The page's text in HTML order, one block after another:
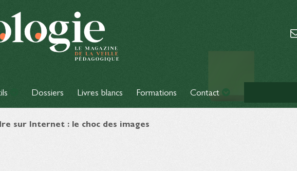
Dossiers Livres blancs Formations Contact
sur Internet : le choc des images